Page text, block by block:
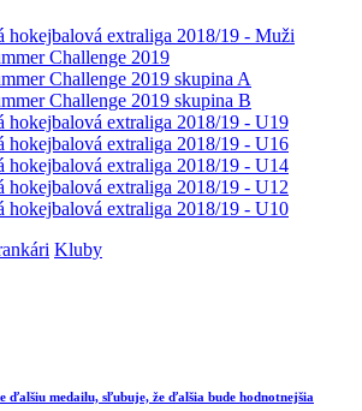
hokejbalová extraliga 2018/19 - Muži
Challenge 2019
Challenge 2019 skupina A
Challenge 2019 skupina B
hokejbalová extraliga 2018/19 - U19
hokejbalová extraliga 2018/19 - U16
hokejbalová extraliga 2018/19 - U14
hokejbalová extraliga 2018/19 - U12
hokejbalová extraliga 2018/19 - U10
Kluby
ďalšiu medailu, sľubuje, že ďalšia bude hodnotnejšia